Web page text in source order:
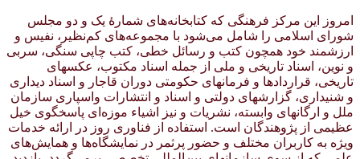
امروز این مرکز فرهنگی که کتابخانه‌های شمارهٔ یک و دو مجلس
شورای اسلامی را شامل می‌شود با مجموعه‌های کم‌نظیر، نفیس و
ارزشمند خود همچون کتب و رسائل خطی، کتب چاپی سنگی، سربی
و نوین، اسناد تاریخی و ملی از جمله اسناد مکتوب، عکسهای
تاریخی، قراردادها و فرمانهای حکومتی دوران قاجار و اسناد دیداری
و شنیداری، گزارشهای دولتی و اسناد و انتشارات واسپاری سازمان
ملل و ارگانهای وابسته، نشریات و نیز اشیاء موزه‌ای پاسخگوی خیل
عظیمی از پژوهندگان است. استفاده از فناوری روز در ارائه خدمات
ویژه به کاربران مختلف و حضور پرثمر در نمایشگاه‌ها و همایش‌های